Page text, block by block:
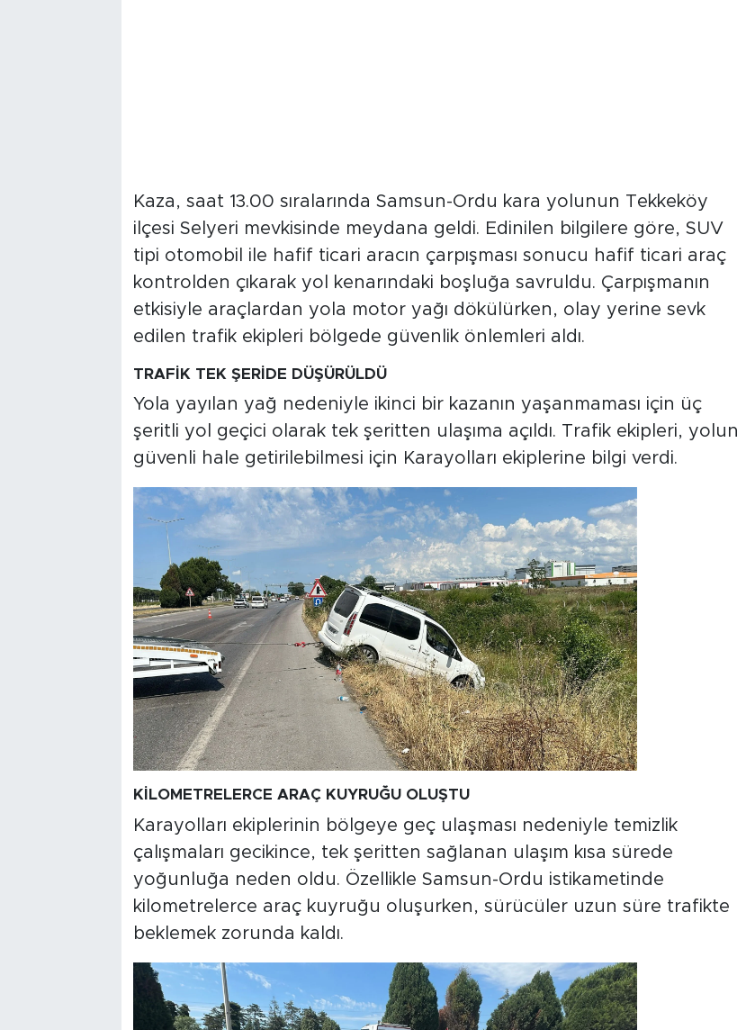
Kaza, saat 13.00 sıralarında Samsun-Ordu kara yolunun Tekkeköy
ilçesi Selyeri mevkisinde meydana geldi. Edinilen bilgilere göre, SUV
tipi otomobil ile hafif ticari aracın çarpışması sonucu hafif ticari araç
kontrolden çıkarak yol kenarındaki boşluğa savruldu. Çarpışmanın
etkisiyle araçlardan yola motor yağı dökülürken, olay yerine sevk
edilen trafik ekipleri bölgede güvenlik önlemleri aldı.
TRAFİK TEK ŞERİDE DÜŞÜRÜLDÜ
Yola yayılan yağ nedeniyle ikinci bir kazanın yaşanmaması için üç
şeritli yol geçici olarak tek şeritten ulaşıma açıldı. Trafik ekipleri, yolun
güvenli hale getirilebilmesi için Karayolları ekiplerine bilgi verdi.
KİLOMETRELERCE ARAÇ KUYRUĞU OLUŞTU
Karayolları ekiplerinin bölgeye geç ulaşması nedeniyle temizlik
çalışmaları gecikince, tek şeritten sağlanan ulaşım kısa sürede
yoğunluğa neden oldu. Özellikle Samsun-Ordu istikametinde
kilometrelerce araç kuyruğu oluşurken, sürücüler uzun süre trafikte
beklemek zorunda kaldı.